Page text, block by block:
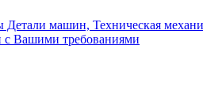
машин, Техническая
с Вашими требованиями